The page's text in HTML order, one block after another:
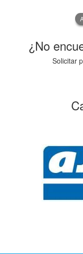
¿No
Solicitar